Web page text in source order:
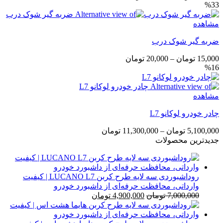
450,000 تومان
350,000 تومان
%33
مشاهده
ضربه گیر شوک درب
15,000 تومان –
20,000 تومان
تا
%16
مشاهده
چادر خودرو لوکانو L7
5,100,000 تومان –
11,300,000 تومان
تا
11,300,000 تومان
جدیدترین محصولات
روداشبوردی سه‌ لایه طرح کربن LUCANO L7 | کیفیت
وارداتی، محافظت حرفه‌ای از داشبورد خودرو
7,000,000 تومان قیمت
اصلی
7,000,000 تومان
4,900,000 تومان
فعلی
4,900,000 تومان